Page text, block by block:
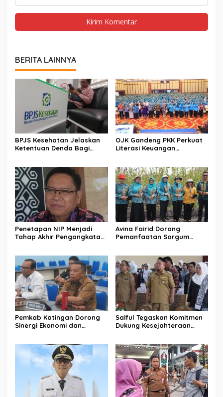
BERITA LAINNYA
BPJS Kesehatan Jelaskan
Ketentuan Denda Bagi
OJK Gandeng PKK Perkuat
Literasi Keuangan
Penetapan NIP Menjadi
Tahap Akhir Pengangkatan
Avina Fairid Dorong
Pemanfaatan Sorgum
Pemkab Katingan Dorong
Sinergi Ekonomi dan
Saiful Tegaskan Komitmen
Dukung Kesejahteraan